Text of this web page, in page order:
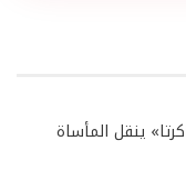
ينقل المأساة